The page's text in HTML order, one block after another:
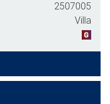
gulvvarme, og
lukket
2507005
Villa